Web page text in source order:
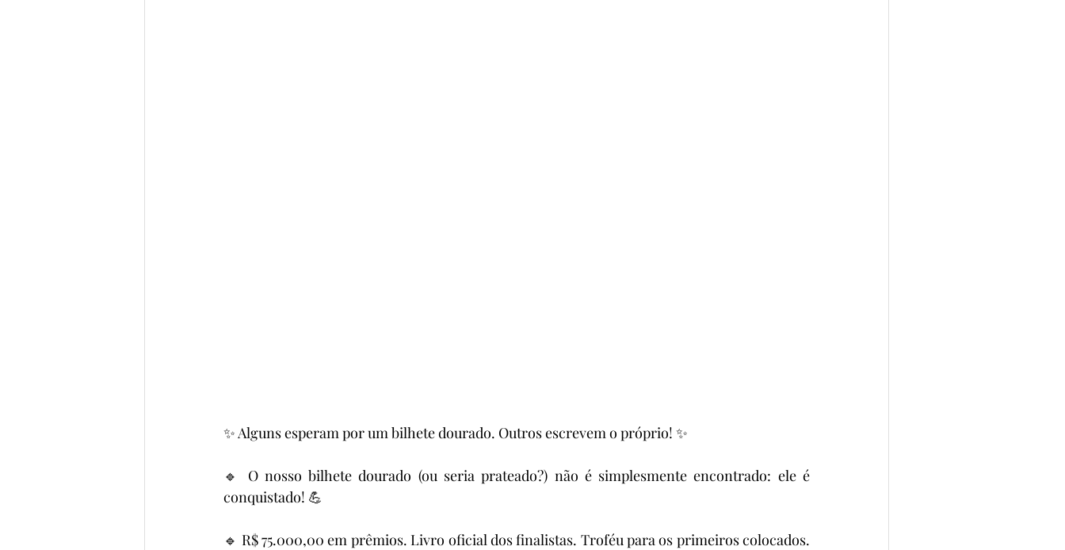
✨ Alguns esperam por um bilhete dourado. Outros escrevem o próprio! ✨
🔹 O nosso bilhete dourado (ou seria prateado?) não é simplesmente encontrado: ele é
conquistado! 💪
🔹 R$ 75.000,00 em prêmios. Livro oficial dos finalistas. Troféu para os primeiros colocados.